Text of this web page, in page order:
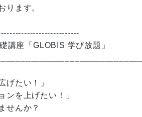
ります。
講座「GLOBIS 学び放題」
げたい！」
ンを上げたい！」
せんか？